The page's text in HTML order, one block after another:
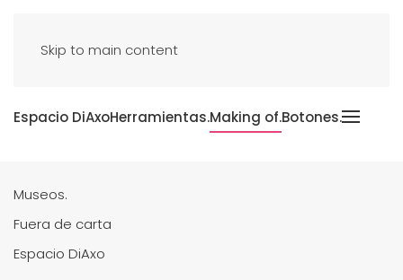
Skip to main content
Espacio DiAxoHerramientas.Making of.Botones.
Museos.
Fuera de carta
Espacio DiAxo